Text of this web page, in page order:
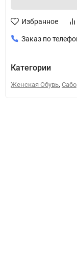
Избранное
Заказ по
Категории
Женская Обувь,